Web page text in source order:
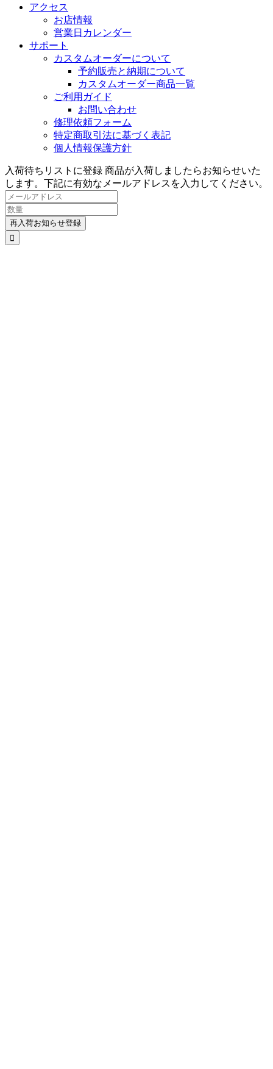
アクセス
お店情報
営業日カレンダー
サポート
カスタムオーダーについて
予約販売と納期について
カスタムオーダー商品一覧
ご利用ガイド
お問い合わせ
修理依頼フォーム
特定商取引法に基づく表記
個人情報保護方針
入荷待ちリストに登録 商品が入荷しましたらお知らせいた
します。下記に有効なメールアドレスを入力してください。
再入荷お知らせ登録
